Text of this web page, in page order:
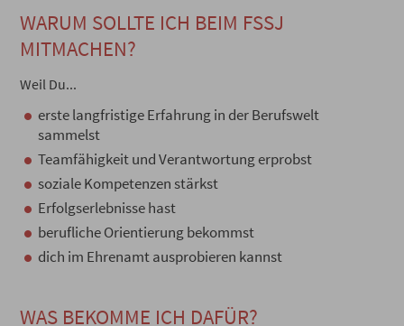
WARUM SOLLTE ICH BEIM FSSJ
MITMACHEN?
Weil Du...
erste langfristige Erfahrung in der Berufswelt
sammelst
Teamfähigkeit und Verantwortung erprobst
soziale Kompetenzen stärkst
Erfolgserlebnisse hast
berufliche Orientierung bekommst
dich im Ehrenamt ausprobieren kannst
WAS BEKOMME ICH DAFÜR?